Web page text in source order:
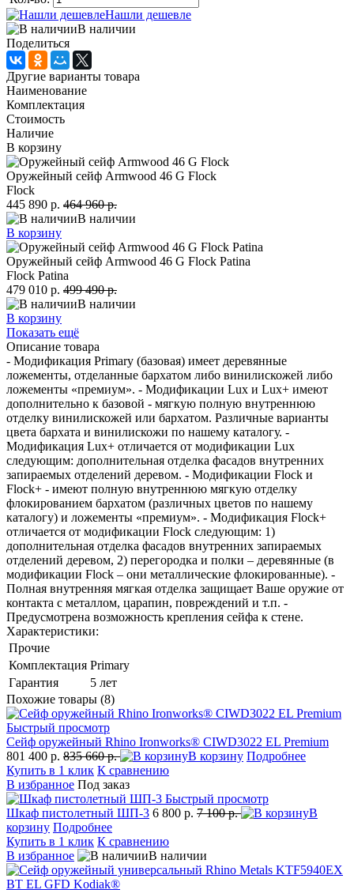
Нашли дешевле
В наличии
Поделиться
Другие варианты товара
Наименование
Комплектация
Стоимость
Наличие
В корзину
Оружейный сейф Armwood 46 G Flock
Flock
445 890 р. 464 960 р.
В наличии
В корзину
Оружейный сейф Armwood 46 G Flock Patina
Flock Patina
479 010 р. 499 490 р.
В наличии
В корзину
Показать ещё
Описание товара
- Модификация Primary (базовая) имеет деревянные
ложементы, отделанные бархатом либо винилискожей либо
ложементы «премиум». - Модификации Lux и Lux+ имеют
дополнительно к базовой - мягкую полную внутреннюю
отделку винилискожей или бархатом. Различные варианты
цвета бархата и винилискожи по нашему каталогу. -
Модификация Lux+ отличается от модификации Lux
следующим: дополнительная отделка фасадов внутренних
запираемых отделений деревом. - Модификации Flock и
Flock+ - имеют полную внутреннюю мягкую отделку
флокированием бархатом (различных цветов по нашему
каталогу) и ложементы «премиум». - Модификация Flock+
отличается от модификации Flock следующим: 1)
дополнительная отделка фасадов внутренних запираемых
отделений деревом, 2) перегородка и полки – деревянные (в
модификации Flock – они металлические флокированные). -
Полная внутренняя мягкая отделка защищает Ваше оружие от
контакта с металлом, царапин, повреждений и т.п. -
Предусмотрена возможность крепления сейфа к стене.
Характеристики:
Прочие
Комплектация Primary
Гарантия
5 лет
Похожие товары (8)
Быстрый просмотр
Сейф оружейный Rhino Ironworks® CIWD3022 EL Premium
801 400 р. 835 660 р. В корзину Подробнее
Купить в 1 клик К сравнению
В избранное Под заказ
Быстрый просмотр
Шкаф пистолетный ШП-3 6 800 р. 7 100 р.
В
корзину Подробнее
Купить в 1 клик К сравнению
В избранное
В наличии